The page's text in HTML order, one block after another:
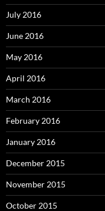
July 2016
June 2016
May 2016
April 2016
March 2016
February 2016
January 2016
December 2015
November 2015
October 2015